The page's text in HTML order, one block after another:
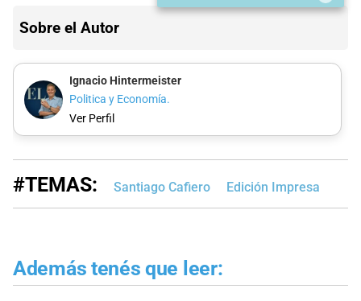
Sobre el Autor
Ignacio Hintermeister
Politica y Economía.
Ver Perfil
#TEMAS: Santiago Cafiero Edición Impresa
Además tenés que leer: